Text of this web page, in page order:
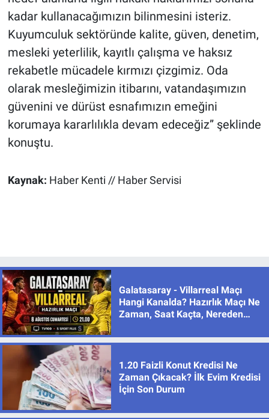
kadar kullanacağımızın bilinmesini isteriz.
Kuyumculuk sektöründe kalite, güven, denetim,
mesleki yeterlilik, kayıtlı çalışma ve haksız
rekabetle mücadele kırmızı çizgimiz. Oda
olarak mesleğimizin itibarını, vatandaşımızın
güvenini ve dürüst esnafımızın emeğini
korumaya kararlılıkla devam edeceğiz” şeklinde
konuştu.
Kaynak: Haber Kenti // Haber Servisi
Galatasaray - Villarreal Maçı
Hangi Kanalda? Hazırlık Maçı Ne
Zaman, Saat Kaçta, Nereden
1.20 Faizli Konut Kredisi Ne
Zaman Çıkacak? İlk Evim Kredisi
İçin Son Durum